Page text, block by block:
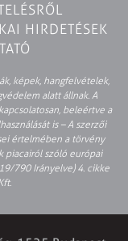
HIRDETÉSEK
képek, hangfelvételek,
alatt állnak. A
beleértve a
is – A szerzői
értelmében a törvény
piacairól szóló európai
790 Irányelve) 4. cikke